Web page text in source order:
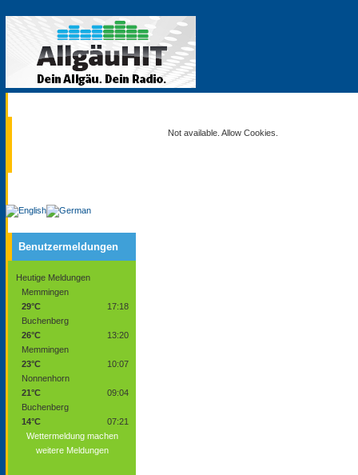
Benutzermeldungen
Heutige Meldungen
Memmingen
29°C
17:18
Buchenberg
26°C
13:20
Memmingen
23°C
10:07
Nonnenhorn
21°C
09:04
Buchenberg
14°C
07:21
Wettermeldung machen
weitere Meldungen
Not available. Allow Cookies.